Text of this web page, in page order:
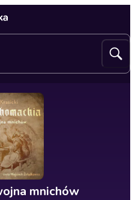
mnichów